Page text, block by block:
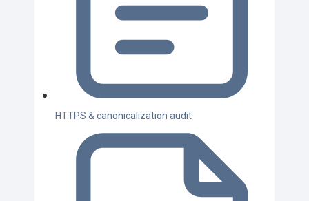
HTTPS & canonicalization audit